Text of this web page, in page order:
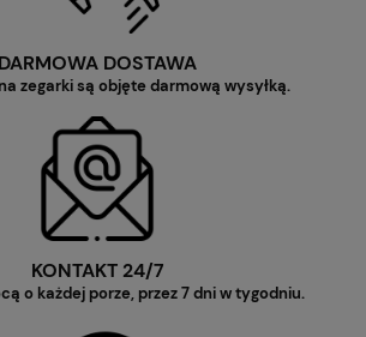
DARMOWA DOSTAWA
zegarki są objęte darmową wysyłką.
KONTAKT 24/7
o każdej porze, przez 7 dni w tygodniu.